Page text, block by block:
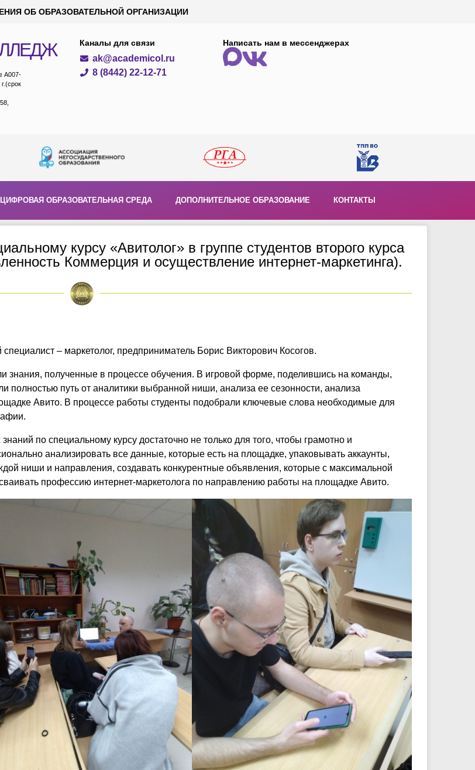
ОБ ОБРАЗОВАТЕЛЬНОЙ ОРГАНИЗАЦИИ
А007-
Каналы для связи
ak@academicol.ru
8 (8442) 22-12-71
Написать нам в мессенджерах
ЦИФРОВАЯ ОБРАЗОВАТЕЛЬНАЯ СРЕДА ДОПОЛНИТЕЛЬНОЕ ОБРАЗОВАНИЕ КОНТАКТЫ
курсу «Авитолог» в группе студентов второго курса
Коммерция и осуществление интернет-маркетинга).
– маркетолог, предприниматель Борис Викторович Косогов.
знания, полученные в процессе обучения. В игровой форме, поделившись на команды,
путь от аналитики выбранной ниши, анализа ее сезонности, анализа
Авито. В процессе работы студенты подобрали ключевые слова необходимые для
по специальному курсу достаточно не только для того, чтобы грамотно и
анализировать все данные, которые есть на площадке, упаковывать аккаунты,
ниши и направления, создавать конкурентные объявления, которые с максимальной
профессию интернет-маркетолога по направлению работы на площадке Авито.